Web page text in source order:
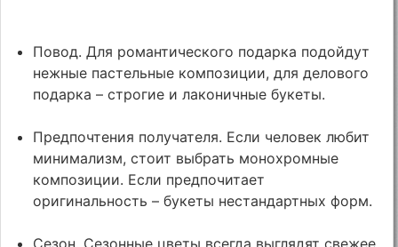
Повод. Для романтического подарка подойдут
нежные пастельные композиции, для делового
подарка – строгие и лаконичные букеты.
Предпочтения получателя. Если человек любит
минимализм, стоит выбрать монохромные
композиции. Если предпочитает
оригинальность – букеты нестандартных форм.
Сезон. Сезонные цветы всегда выглядят свежее